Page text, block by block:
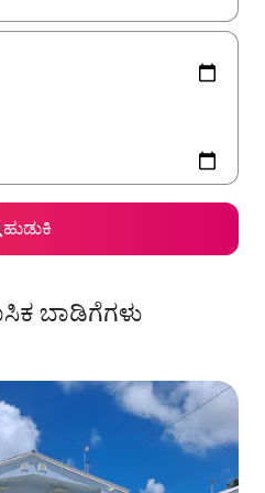
ಹುಡುಕಿ
ಬಾಡಿಗೆಗಳು